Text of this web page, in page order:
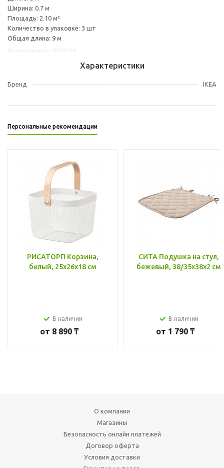
Ширина: 0.7 м
Площадь: 2.10 м²
Количество в упаковке: 3 шт
Общая длина: 9 м
Характеристики
Бренд IKEA
Персональные рекомендации
РИСАТОРП Корзина,
белый, 25x26x18 см
В наличии
от 8 890 ₸
СИТА Подушка на стул,
бежевый, 38/35x38x2 см
В наличии
от 1 790 ₸
О компании
Магазины
Безопасность онлайн платежей
Договор оферта
Условия доставки